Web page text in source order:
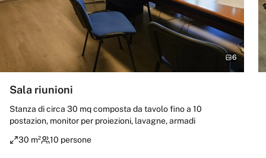
6
Sala riunioni
Stanza di circa 30 mq composta da tavolo fino a 10
postazion, monitor per proiezioni, lavagne, armadi
30 m²
10 persone